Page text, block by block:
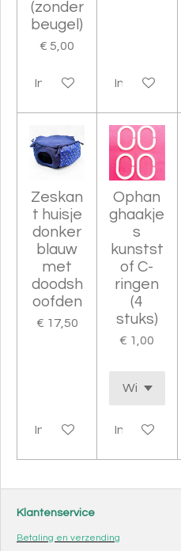
(zonder
beugel)
€ 5,00
In winkelwagen
In
Zeskan
t huisje
donker
blauw
met
doodsh
oofden
€ 17,50
In winkelwagen
Ophan
ghaakje
s
kunstst
of C-
ringen
(4
stuks)
€ 1,00
In
Klantenservice
Betaling en verzending